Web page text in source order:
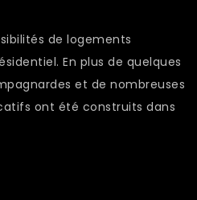
de logements
En plus de quelques
et de nombreuses
ont été construits dans